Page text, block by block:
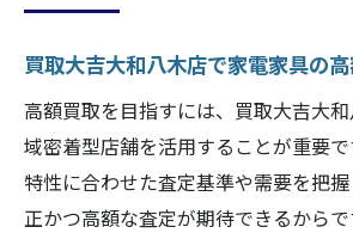
買取大吉大和八木店で家電家具の
高額買取を目指すには、買取大吉大
域密着型店舗を活用することが重要
特性に合わせた査定基準や需要を把
正かつ高額な査定が期待できるから